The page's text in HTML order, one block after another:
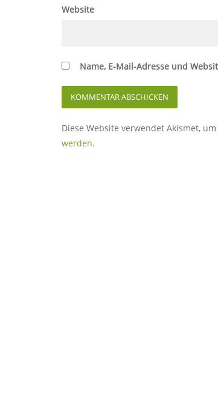
Website
Name, E-Mail-Adresse und
Diese Website verwendet Akismet,
werden.